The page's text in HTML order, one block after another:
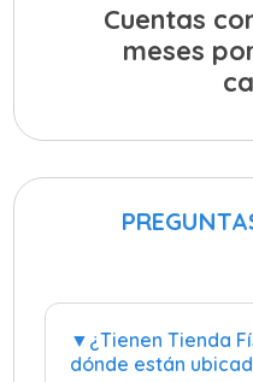
Cuentas
meses
▼¿Tienen Tienda
dónde están